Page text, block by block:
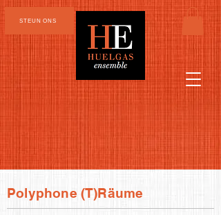
STEUN ONS
Polyphone (T)Räume